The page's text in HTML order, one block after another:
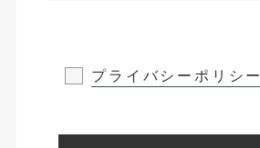
プライバシーポリシー